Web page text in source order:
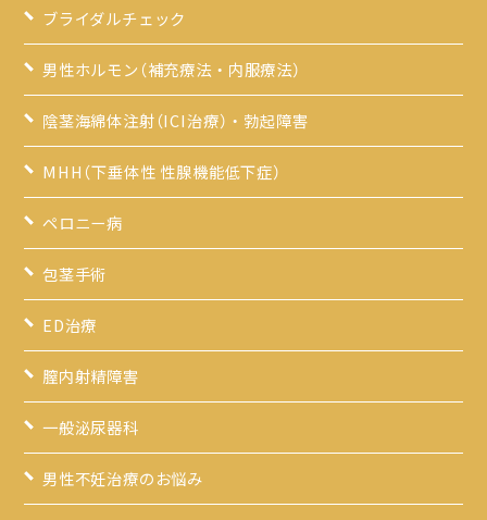
ブライダルチェック
男性ホルモン（補充療法・内服療法）
陰茎海綿体注射（ICI治療）・勃起障害
MHH（下垂体性 性腺機能低下症）
ペロニー病
包茎手術
ED治療
膣内射精障害
一般泌尿器科
男性不妊治療のお悩み